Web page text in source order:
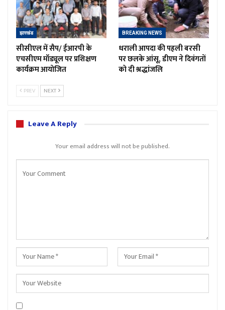
झारखंड
सीसीएल में सैप/ ईआरपी के
एचसीएम मॉड्यूल पर प्रशिक्षण
कार्यक्रम आयोजित
BREAKING NEWS
धराली आपदा की पहली बरसी
पर छलके आंसू, डीएम ने दिवंगतों
को दी श्रद्धांजलि
PREV NEXT
Leave A Reply
Your email address will not be published.